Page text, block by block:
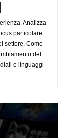
Analizza
particolare
settore. Come
del
e linguaggi